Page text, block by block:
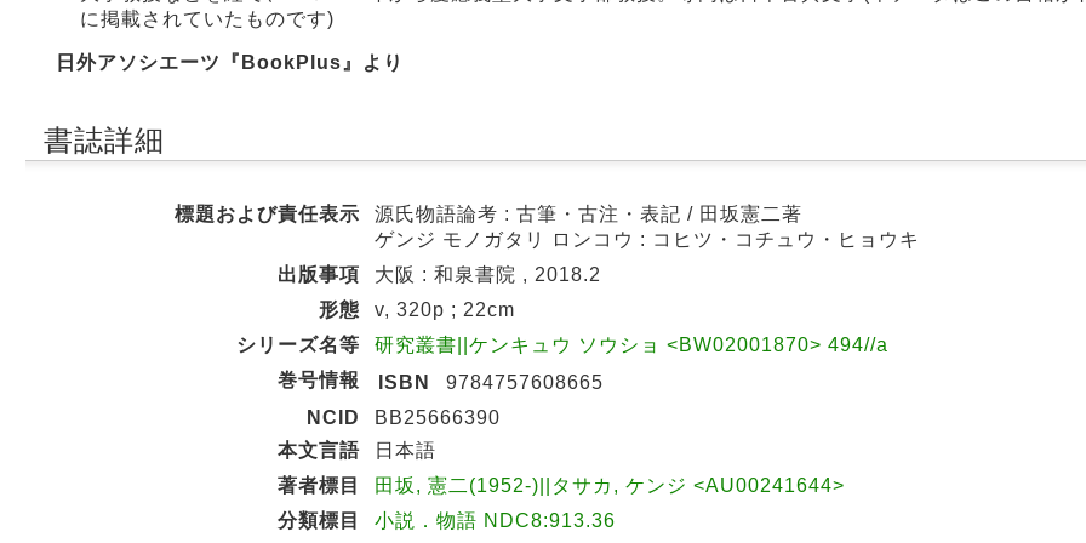
に掲載されていたものです)
日外アソシエーツ『BookPlus』より
書誌詳細
標題および責任表示
源氏物語論考 : 古筆・古注・表記 / 田坂憲二著
ゲンジ モノガタリ ロンコウ : コヒツ・コチュウ・ヒョウキ
出版事項
大阪 : 和泉書院 , 2018.2
形態
v, 320p ; 22cm
シリーズ名等
研究叢書||ケンキュウ ソウショ <BW02001870> 494//a
巻号情報
ISBN
9784757608665
NCID
BB25666390
本文言語
日本語
著者標目
田坂, 憲二(1952-)||タサカ, ケンジ <AU00241644>
分類標目
小説．物語 NDC8:913.36